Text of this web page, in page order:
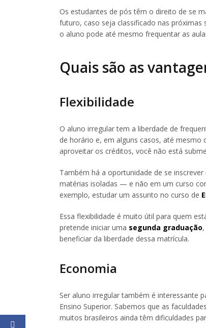
Os estudantes de pós têm o direito de se
futuro, caso seja classificado nas próximas
o aluno pode até mesmo frequentar as
Quais são as
Flexibilidade
O aluno irregular tem a liberdade de
de horário e, em alguns casos, até
aproveitar os créditos, você não está
Também há a oportunidade de se
matérias isoladas — e não em um curso
exemplo, estudar um assunto no curso de
Essa flexibilidade é muito útil para quem
pretende iniciar uma segunda graduação
beneficiar da liberdade dessa matrícula.
Economia
Ser aluno irregular também é interessante
Ensino Superior. Sabemos que as
muitos brasileiros ainda têm dificuldades